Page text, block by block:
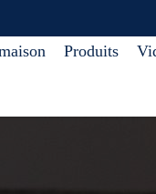
Produits